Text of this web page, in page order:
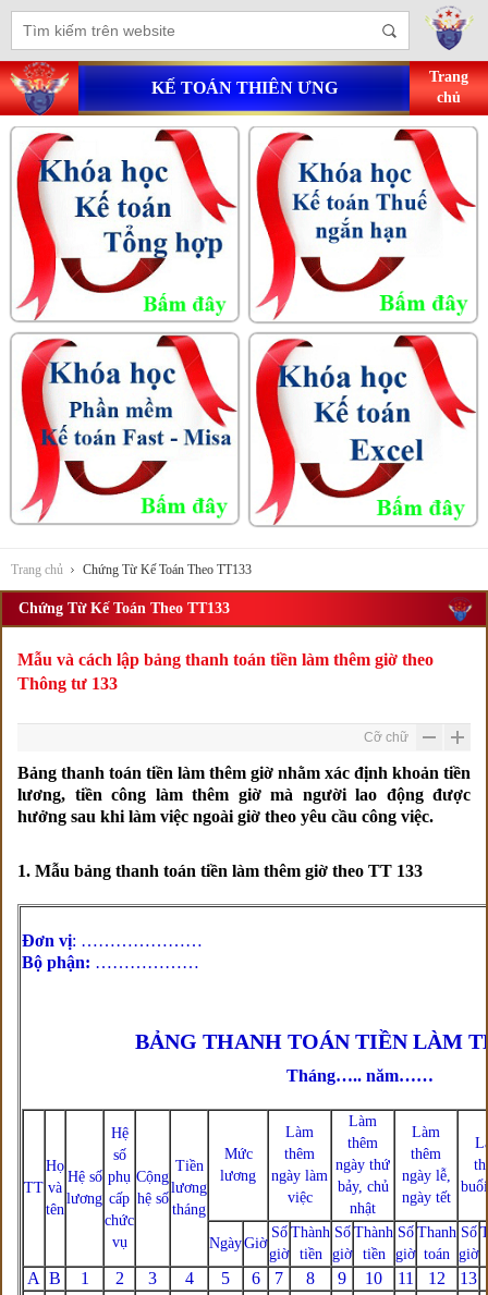
KẾ TOÁN THIÊN ƯNG
Trang
chủ
Trang chủ Chứng Từ Kế Toán Theo TT133
Chứng Từ Kế Toán Theo TT133
Mẫu và cách lập bảng thanh toán tiền làm thêm giờ theo
Thông tư 133
Cỡ chữ
Bảng thanh toán tiền làm thêm giờ nhằm xác định khoản tiền
lương, tiền công làm thêm giờ mà người lao động được
hưởng sau khi làm việc ngoài giờ theo yêu cầu công việc.
1. Mẫu bảng thanh toán tiền làm thêm giờ theo TT 133
Đơn vị: …………………
Bộ phận: ………………
BẢNG THANH TOÁN TIỀN LÀM
Tháng….. năm……
TT
Họ
và
tên
Hệ số
lương
Hệ
số
phụ
cấp
chức
vụ
Cộng
hệ số
Tiền
lương
tháng
Mức
lương
Làm
thêm
ngày làm
việc
Làm
thêm
ngày thứ
bảy, chủ
nhật
Làm
thêm
ngày lễ,
ngày tết
NgàyGiờ
Số
giờ
Thành
tiền
Số
giờ
Thành
tiền
Số
giờ
Thanh
toán
Số
giờ
A B 1 2 3 4 5 6 7 8 9 10 11 12 13